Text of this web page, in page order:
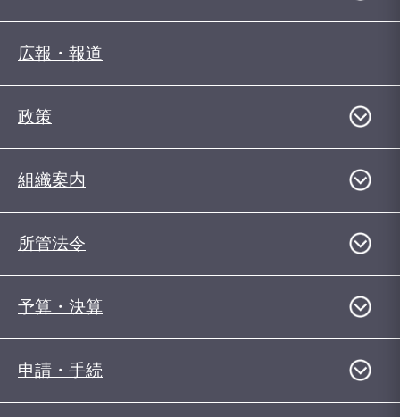
広報・報道
政策
組織案内
所管法令
予算・決算
申請・手続